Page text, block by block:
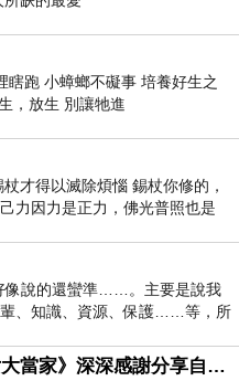
跑 小蟑螂不礙事 培養好生之
，放生 別讓牠進
才得以滅除煩惱 錫杖你修的，
力因力是正力，佛光普照也是
像說的還蠻準……。主要是說我
、知識、資源、保護……等，所
好書推薦《女大當家》深深感謝分享自己想法震撼讀者的作家，讓我看到不同樣貌的家庭！